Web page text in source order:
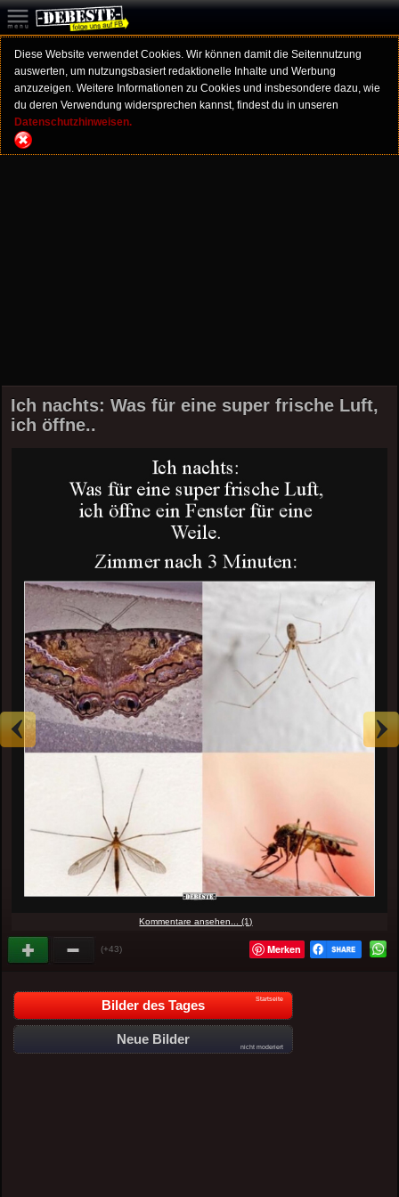
Diese Website verwendet Cookies. Wir können damit die Seitennutzung
auswerten, um nutzungsbasiert redaktionelle Inhalte und Werbung
anzuzeigen. Weitere Informationen zu Cookies und insbesondere dazu, wie
du deren Verwendung widersprechen kannst, findest du in unseren
Datenschutzhinweisen.
Ich nachts: Was für eine super frische Luft,
ich öffne..
Kommentare ansehen... (1)
(+43) Merken
Bilder des Tages Startseite
Neue Bilder
nicht moderiert